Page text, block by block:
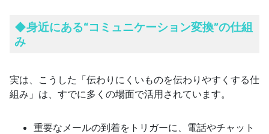
◆身近にある“コミュニケーション変換”の仕組
み
実は、こうした「伝わりにくいものを伝わりやすくする仕
組み」は、すでに多くの場面で活用されています。
重要なメールの到着をトリガーに、電話やチャット